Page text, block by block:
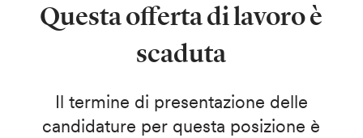
Questa offerta di lavoro è
scaduta
Il termine di presentazione delle
candidature per questa posizione è